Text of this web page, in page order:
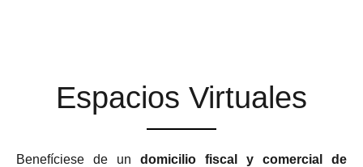
Espacios Virtuales
Benefíciese de un domicilio fiscal y comercial de